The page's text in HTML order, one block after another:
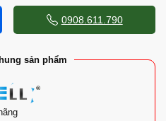
0908.611.790
sản phẩm